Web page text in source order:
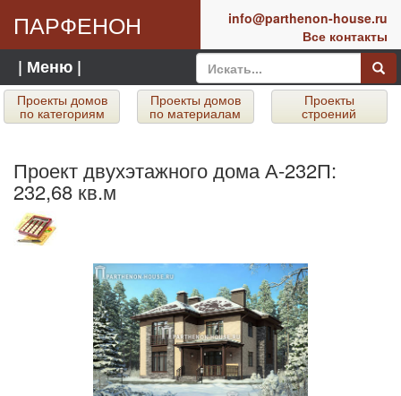
ПАРФЕНОН
info@parthenon-house.ru
Все контакты
| Меню |
Проекты домов
по категориям
Проекты домов
по материалам
Проекты
строений
Проект двухэтажного дома А-232П:
232,68 кв.м